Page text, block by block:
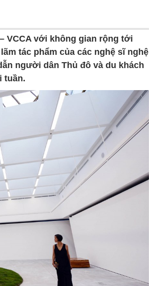
VCCA với không gian rộng tới
tác phẩm của các nghệ sĩ nghệ
người dân Thủ đô và du khách
tuần.